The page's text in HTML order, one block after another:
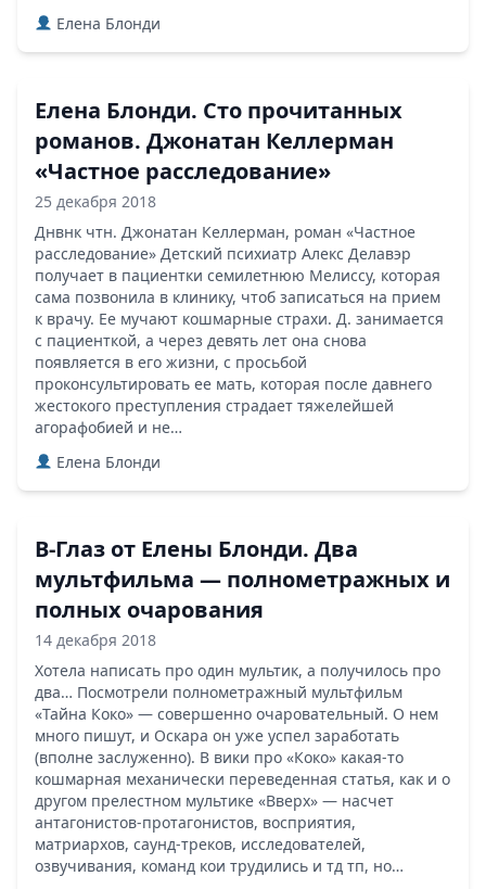
Елена Блонди
Елена Блонди. Сто прочитанных
романов. Джонатан Келлерман
«Частное расследование»
25 декабря 2018
Днвнк чтн. Джонатан Келлерман, роман «Частное
расследование» Детский психиатр Алекс Делавэр
получает в пациентки семилетнюю Мелиссу, которая
сама позвонила в клинику, чтоб записаться на прием
к врачу. Ее мучают кошмарные страхи. Д. занимается
с пациенткой, а через девять лет она снова
появляется в его жизни, с просьбой
проконсультировать ее мать, которая после давнего
жестокого преступления страдает тяжелейшей
агорафобией и не…
Елена Блонди
В-Глаз от Елены Блонди. Два
мультфильма — полнометражных и
полных очарования
14 декабря 2018
Хотела написать про один мультик, а получилось про
два… Посмотрели полнометражный мультфильм
«Тайна Коко» — совершенно очаровательный. О нем
много пишут, и Оскара он уже успел заработать
(вполне заслуженно). В вики про «Коко» какая-то
кошмарная механически переведенная статья, как и о
другом прелестном мультике «Вверх» — насчет
антагонистов-протагонистов, восприятия,
матриархов, саунд-треков, исследователей,
озвучивания, команд кои трудились и тд тп, но…